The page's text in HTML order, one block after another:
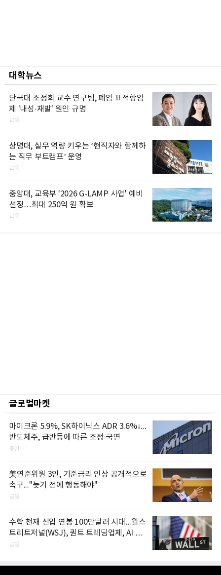
대학뉴스
단국대 조정희 교수 연구팀, 폐암 표적항암
제 '내성·재발' 원인 규명
교육
상명대, 실무 역량 키우는 ‘현직자와 함께하
는 직무 부트캠프’ 운영
교육
중앙대, 교육부 '2026 G-LAMP 사업' 예비
선정…최대 250억 원 확보
교육
글로벌마켓
마이크론 5.9%, SK하이닉스 ADR 3.6%↓...
반도체주, 급반등에 따른 조정 국면
증권
美연준위원 3인, 기준금리 인상 공개적으로
촉구..."늦기 전에 행동해야"
금융
수학 천재 신입 연봉 100만달러 시대...월스
트리트저널(WSJ), 퀀트 트레딩업체, AI 기
업들 인재 확보 경쟁
금융